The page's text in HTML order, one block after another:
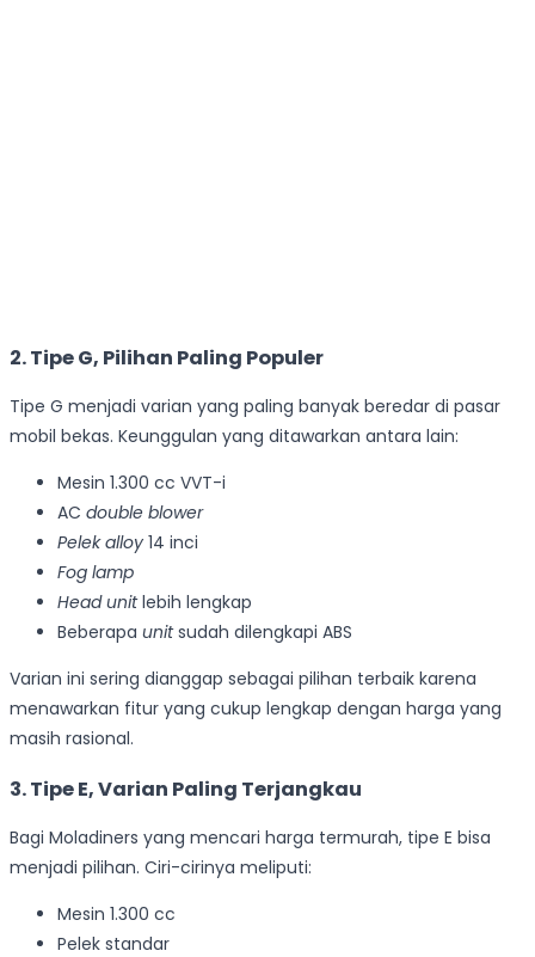
2. Tipe G, Pilihan Paling Populer
Tipe G menjadi varian yang paling banyak beredar di pasar
mobil bekas. Keunggulan yang ditawarkan antara lain:
Mesin 1.300 cc VVT-i
AC double blower
Pelek alloy 14 inci
Fog lamp
Head unitlebih lengkap
Beberapa unitsudah dilengkapi ABS
Varian ini sering dianggap sebagai pilihan terbaik karena
menawarkan fitur yang cukup lengkap dengan harga yang
masih rasional.
3. Tipe E, Varian Paling Terjangkau
Bagi Moladiners yang mencari harga termurah, tipe E bisa
menjadi pilihan. Ciri-cirinya meliputi:
Mesin 1.300 cc
Pelek standar